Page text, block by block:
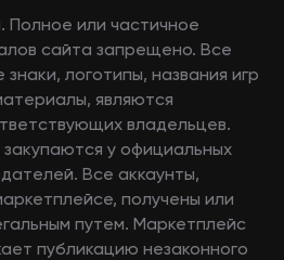
или частичное
сайта запрещено. Все
логотипы, названия игр
являются
владельцев.
у официальных
Все аккаунты,
получены или
путем. Маркетплейс
публикацию незаконного